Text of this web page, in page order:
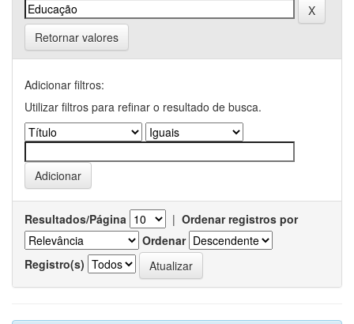
Retornar valores
Adicionar filtros:
Utilizar filtros para refinar o resultado de busca.
Resultados/Página | Ordenar registros por
Ordenar
Registro(s)